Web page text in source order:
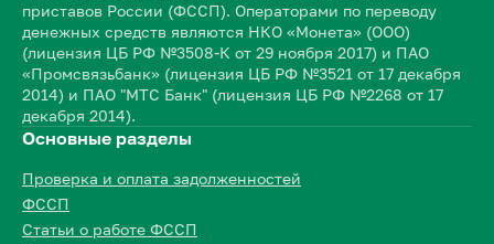
приставов России (ФССП). Операторами по переводу
денежных средств являются НКО «Монета» (ООО)
(лицензия ЦБ РФ №3508-К от 29 ноября 2017) и ПАО
«Промсвязьбанк» (лицензия ЦБ РФ №3521 от 17 декабря
2014) и ПАО "МТС Банк" (лицензия ЦБ РФ №2268 от 17
декабря 2014).
Основные разделы
Проверка и оплата задолженностей
ФССП
Статьи о работе ФССП